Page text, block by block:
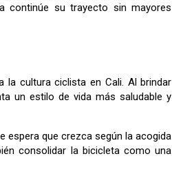
continúe su trayecto sin mayores
la cultura ciclista en Cali. Al brindar
un estilo de vida más saludable y
espera que crezca según la acogida
consolidar la bicicleta como una